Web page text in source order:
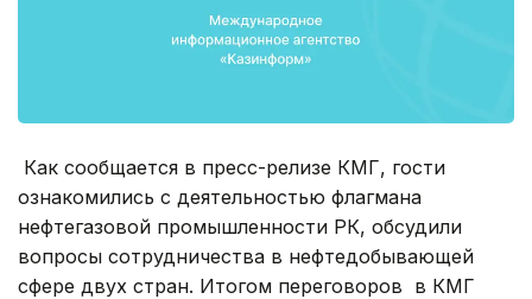
Как сообщается в пресс-релизе КМГ, гости
ознакомились с деятельностью флагмана
нефтегазовой промышленности РК, обсудили
вопросы сотрудничества в нефтедобывающей
сфере двух стран. Итогом переговоров в КМГ